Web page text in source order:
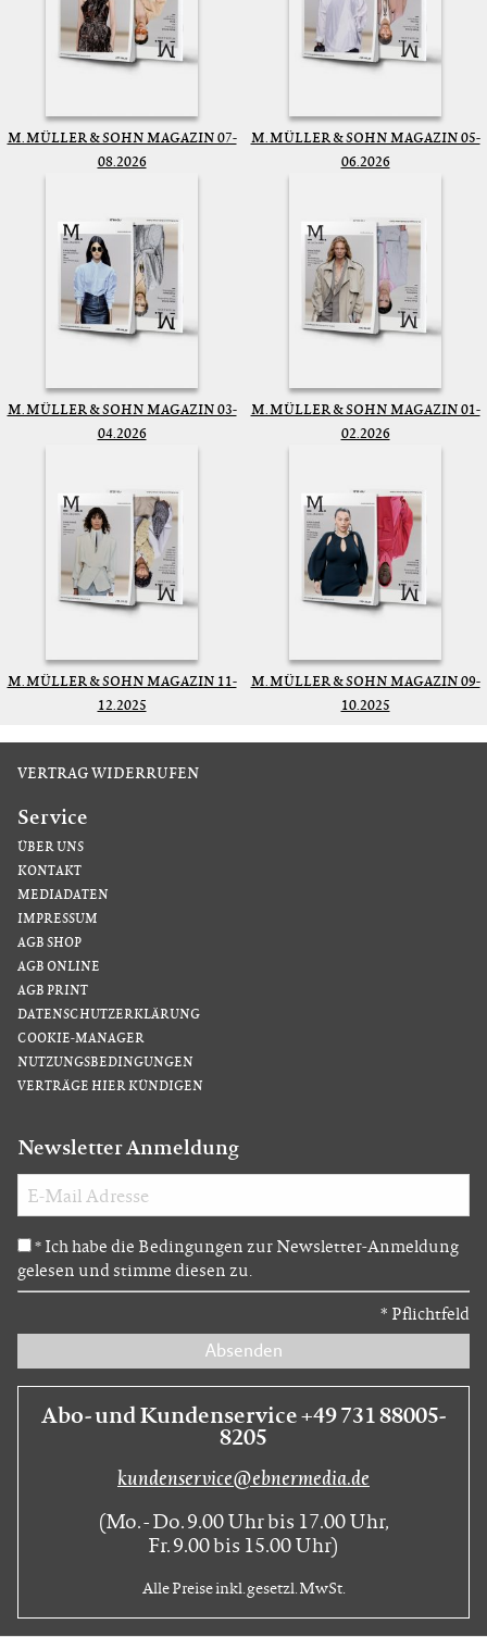
M. MÜLLER & SOHN MAGAZIN 07-
08.2026
M. MÜLLER & SOHN MAGAZIN 05-
06.2026
M. MÜLLER & SOHN MAGAZIN 03-
04.2026
M. MÜLLER & SOHN MAGAZIN 01-
02.2026
M. MÜLLER & SOHN MAGAZIN 11-
12.2025
M. MÜLLER & SOHN MAGAZIN 09-
10.2025
VERTRAG WIDERRUFEN
Service
ÜBER UNS
KONTAKT
MEDIADATEN
IMPRESSUM
AGB SHOP
AGB ONLINE
AGB PRINT
DATENSCHUTZERKLÄRUNG
COOKIE-MANAGER
NUTZUNGSBEDINGUNGEN
VERTRÄGE HIER KÜNDIGEN
Newsletter Anmeldung
* Ich habe die Bedingungen zur Newsletter-Anmeldung
gelesen und stimme diesen zu.
* Pflichtfeld
Absenden
Abo- und Kundenservice +49 731 88005-
8205
kundenservice@ebnermedia.de
(Mo. - Do. 9.00 Uhr bis 17.00 Uhr,
Fr. 9.00 bis 15.00 Uhr)
Alle Preise inkl. gesetzl. MwSt.